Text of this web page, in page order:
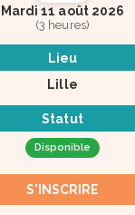
Mardi 11 août 2026
(3 heures)
Lieu
Lille
Statut
Disponible
S'INSCRIRE